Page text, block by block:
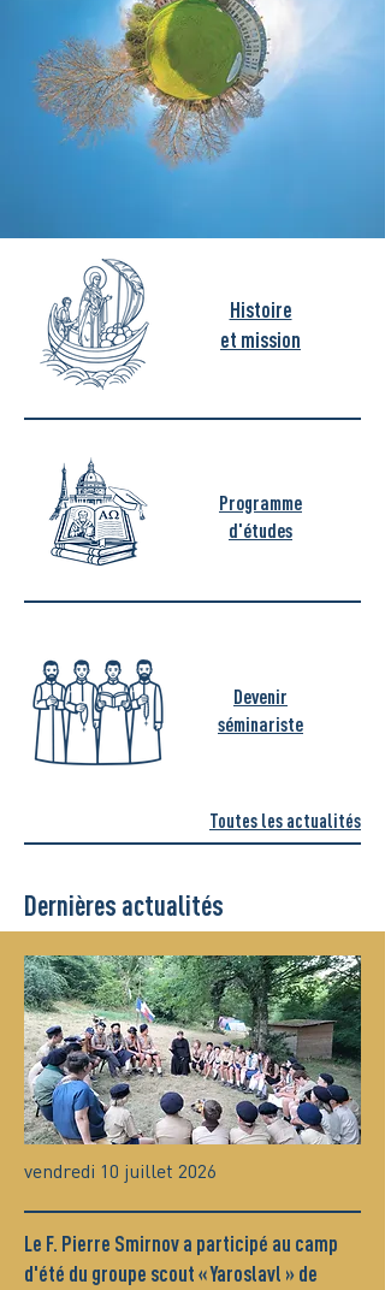
Histoire
et mission
Programme
d'études
Devenir
séminariste
Toutes les actualités
Dernières actualités
vendredi 10 juillet 2026
Le F. Pierre Smirnov a participé au camp
d'été du groupe scout « Yaroslavl » de